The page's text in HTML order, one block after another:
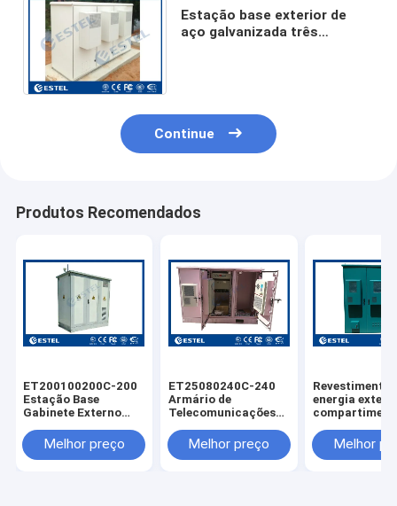
Estação base exterior de
aço galvanizada três
Continue
Produtos Recomendados
ET200100200C-200
Estação Base
Gabinete Externo
Com 3 Portas
Frontais
Melhor preço
ET25080240C-240
Armário de
Telecomunicações
no chão com 3
compartimentos
Melhor preço
Revestimento
energia
Melhor